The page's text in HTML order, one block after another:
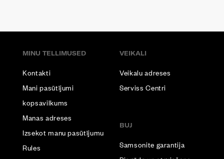
MINU TELLIMUSED
Kontakti
Mani pasūtījumi
kopsavilkums
Manas adreses
Izsekot manu pasūtījumu
Rules
VEIKALI
Veikalu adreses
Serviss Centri
BUJ
Samsonite garantija